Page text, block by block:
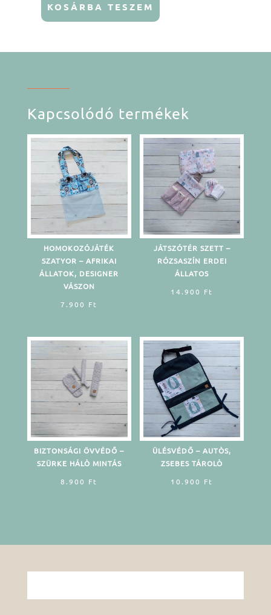
Biztonsági
-
KOSÁRBA TESZEM
Kapcsolódó termékek
HOMOKOZÓJÁTÉK
SZATYOR – AFRIKAI
ÁLLATOK, DESIGNER
VÁSZON
7.900 Ft
JÁTSZÓTÉR SZETT –
RÓZSASZÍN ERDEI
ÁLLATOS
14.900 Ft
BIZTONSÁGI ÖVVÉDŐ –
SZÜRKE HÁLÒ MINTÁS
8.900 Ft
ÜLÉSVÉDŐ – AUTÒS,
ZSEBES TÁROLÒ
10.900 Ft